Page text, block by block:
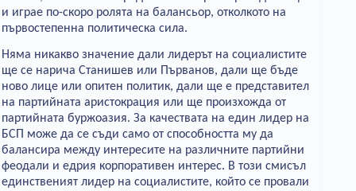
и играе по-скоро ролята на балансьор, отколкото на
първостепенна политическа сила.
Няма никакво значение дали лидерът на социалистите
ще се нарича Станишев или Първанов, дали ще бъде
ново лице или опитен политик, дали ще е представител
на партийната аристокрация или ще произхожда от
партийната буржоазия. За качествата на един лидер на
БСП може да се съди само от способността му да
балансира между интересите на различните партийни
феодали и едрия корпоративен интерес. В този смисъл
единственият лидер на социалистите, който се провали